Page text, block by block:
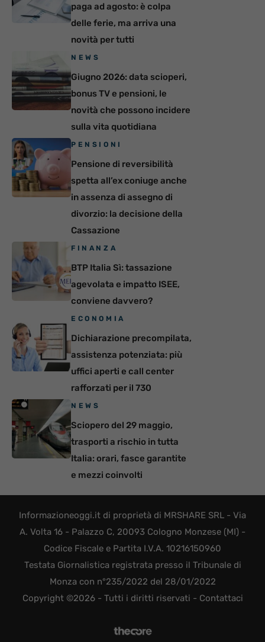
paga ad agosto: è colpa
delle ferie, ma arriva una
novità per tutti
NEWS
Giugno 2026: data scioperi,
bonus TV e pensioni, le
novità che possono incidere
sulla vita quotidiana
PENSIONI
Pensione di reversibilità
spetta all’ex coniuge anche
in assenza di assegno di
divorzio: la decisione della
Cassazione
FINANZA
BTP Italia Sì: tassazione
agevolata e impatto ISEE,
conviene davvero?
ECONOMIA
Dichiarazione precompilata,
assistenza potenziata: più
uffici aperti e call center
rafforzati per il 730
NEWS
Sciopero del 29 maggio,
trasporti a rischio in tutta
Italia: orari, fasce garantite
e mezzi coinvolti
Informazioneoggi.it di proprietà di MRSHARE SRL - Via
A. Volta 16 - Palazzo C, 20093 Cologno Monzese (MI) -
Codice Fiscale e Partita I.V.A. 10216150960
Testata Giornalistica registrata presso il Tribunale di
Monza con n°235/2022 del 28/01/2022
Copyright ©2026 - Tutti i diritti riservati - Contattaci